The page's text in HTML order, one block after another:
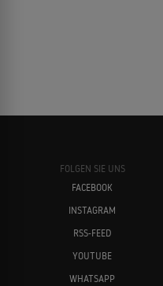
FOLGEN SIE UNS
FACEBOOK
INSTAGRAM
RSS-FEED
YOUTUBE
WHATSAPP